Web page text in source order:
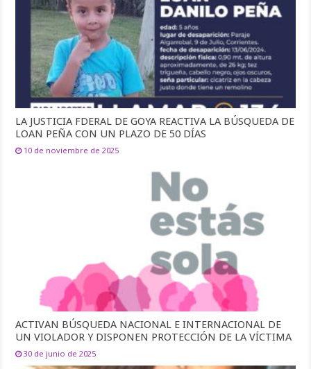
LA JUSTICIA FDERAL DE GOYA REACTIVA LA BÚSQUEDA DE
LOAN PEÑA CON UN PLAZO DE 50 DÍAS
10 de noviembre de 2025
ACTIVAN BÚSQUEDA NACIONAL E INTERNACIONAL DE
UN VIOLADOR Y DISPONEN PROTECCIÓN DE LA VÍCTIMA
30 de junio de 2025